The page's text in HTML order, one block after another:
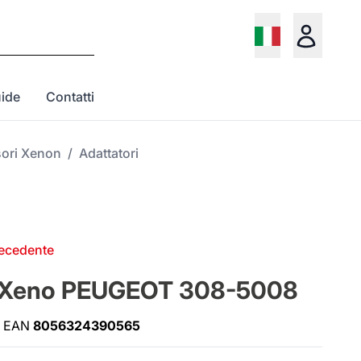
Contatti
Xenon / Adattatori
PEUGEOT 308-5008
EAN 8056324390565